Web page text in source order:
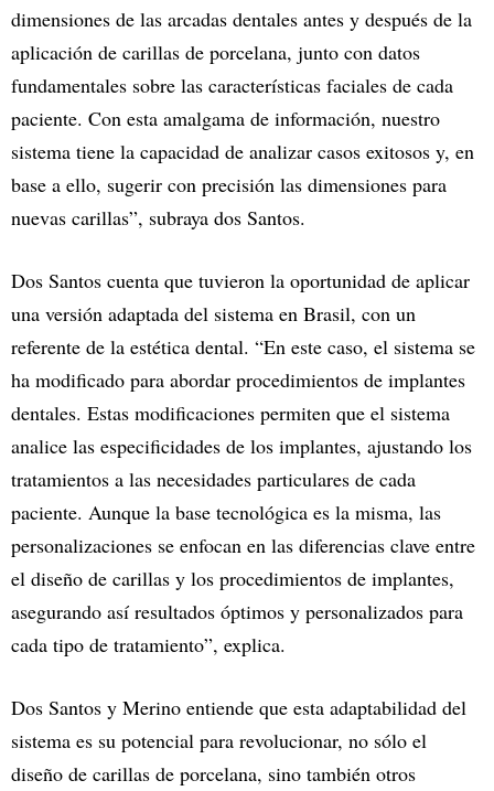
dimensiones de las arcadas dentales antes y después de la
aplicación de carillas de porcelana, junto con datos
fundamentales sobre las características faciales de cada
paciente. Con esta amalgama de información, nuestro
sistema tiene la capacidad de analizar casos exitosos y, en
base a ello, sugerir con precisión las dimensiones para
nuevas carillas”, subraya dos Santos.
Dos Santos cuenta que tuvieron la oportunidad de aplicar
una versión adaptada del sistema en Brasil, con un
referente de la estética dental. “En este caso, el sistema se
ha modificado para abordar procedimientos de implantes
dentales. Estas modificaciones permiten que el sistema
analice las especificidades de los implantes, ajustando los
tratamientos a las necesidades particulares de cada
paciente. Aunque la base tecnológica es la misma, las
personalizaciones se enfocan en las diferencias clave entre
el diseño de carillas y los procedimientos de implantes,
asegurando así resultados óptimos y personalizados para
cada tipo de tratamiento”, explica.
Dos Santos y Merino entiende que esta adaptabilidad del
sistema es su potencial para revolucionar, no sólo el
diseño de carillas de porcelana, sino también otros